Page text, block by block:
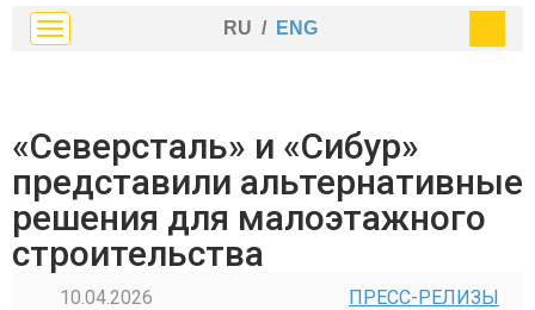
RU / ENG
«Северсталь» и «Сибур»
представили альтернативные
решения для малоэтажного
строительства
10.04.2026 ПРЕСС-РЕЛИЗЫ